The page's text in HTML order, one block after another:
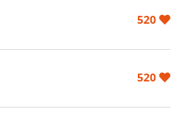
520
520